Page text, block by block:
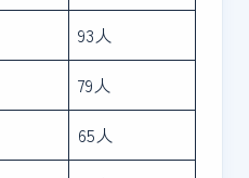
93人
79人
65人